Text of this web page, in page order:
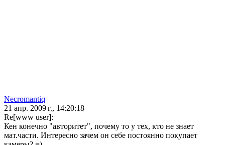
Necromantiq
21 апр. 2009 г., 14:20:18
Re[www user]:
Кен конечно "авторитет", почему то у тех, кто не знает
мат.части. Интересно зачем он себе постоянно покупает